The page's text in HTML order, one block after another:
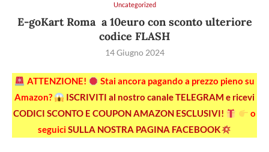
Uncategorized
E-goKart Roma a 10euro con sconto ulteriore
codice FLASH
14 Giugno 2024
ATTENZIONE!
Stai ancora pagando a prezzo pieno su
Amazon?
ISCRIVITI al nostro canale TELEGRAM e ricevi
CODICI SCONTO E COUPON AMAZON ESCLUSIVI!
o
seguiciSULLA NOSTRA PAGINA FACEBOOK